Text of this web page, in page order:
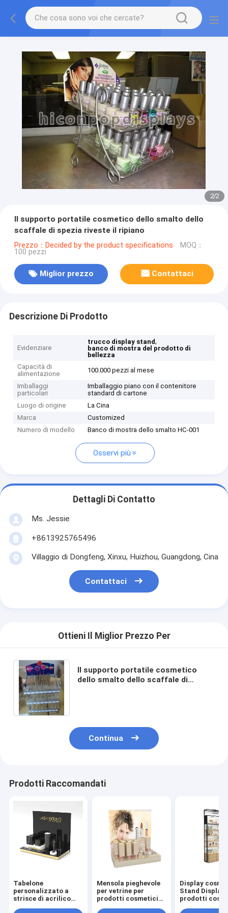
2/2
Il supporto portatile cosmetico dello smalto dello
scaffale di spezia riveste il ripiano
Prezzo：Decided by the product specifications MOQ：
100 pezzi
Miglior prezzo Contattaci
Descrizione Di Prodotto
Evidenziare
trucco display stand,
banco di mostra del prodotto di
bellezza
Capacità di
alimentazione
100.000 pezzi al mese
Imballaggi
particolari
Imballaggio piano con il contenitore
standard di cartone
Luogo di origine
La Cina
Marca
Customized
Numero di modello
Banco di mostra dello smalto HC-001
Osservi più
Dettagli Di Contatto
Ms. Jessie
+8613925765496
Villaggio di Dongfeng, Xinxu, Huizhou, Guangdong, Cina
Contattaci
Ottieni Il Miglior Prezzo Per
Il supporto portatile cosmetico
dello smalto dello scaffale di
Continua
Prodotti Raccomandati
Tabelone
personalizzato a
strisce di acrilico
Mensola pieghevole
per vetrine per
prodotti cosmetici
Display
Stand Display
prodotti